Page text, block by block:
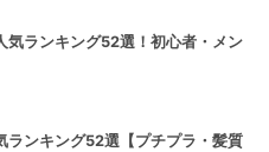
気ランキング52選！初心者・メン
ランキング52選【プチプラ・髪質